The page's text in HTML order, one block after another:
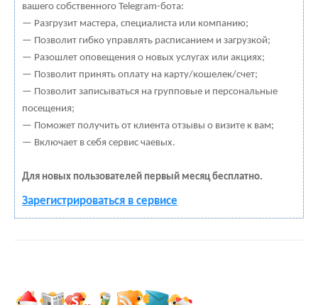
вашего собственного Telegram-бота:
— Разгрузит мастера, специалиста или компанию;
— Позволит гибко управлять расписанием и загрузкой;
— Разошлет оповещения о новых услугах или акциях;
— Позволит принять оплату на карту/кошелек/счет;
— Позволит записываться на групповые и персональные
посещения;
— Поможет получить от клиента отзывы о визите к вам;
— Включает в себя сервис чаевых.
Для новых пользователей первый месяц бесплатно.
Зарегистрироваться в сервисе